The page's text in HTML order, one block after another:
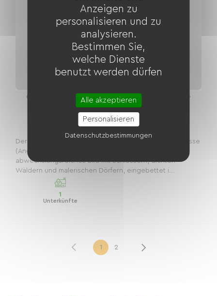
Grüner Weg durch das Oc-Tal (Mornac -
Souffrignac) - Etappe der Radroute
Distanz
21.00 km
Der Radweg schlängelt sich entlang der alten Bahntrasse
(Angoulême – Nontron). Die Landschaft bietet ein
abwechslungsreiches Bild mit Schlössern, dichten
Wäldern und malerischen Dörfern, eingebettet i...
1
Unterkünfte
1 2
Anzeigen zu
personalisieren und zu
analysieren.
Bestimmen Sie,
welche Dienste
benutzt werden dürfen
Alle akzeptieren
Personalisieren
Datenschutzbestimmungen